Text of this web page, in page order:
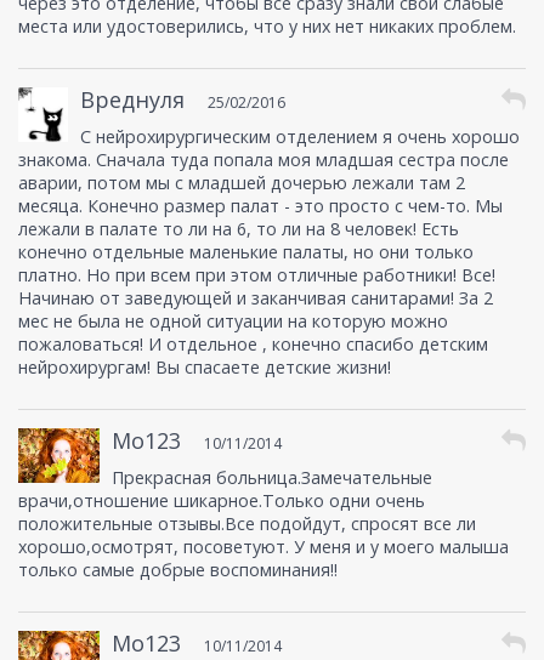
места или удостоверились, что у них нет никаких проблем.
Вреднуля 25/02/2016
С нейрохирургическим отделением я очень хорошо
знакома. Сначала туда попала моя младшая сестра после
аварии, потом мы с младшей дочерью лежали там 2
месяца. Конечно размер палат - это просто с чем-то. Мы
лежали в палате то ли на 6, то ли на 8 человек! Есть
конечно отдельные маленькие палаты, но они только
платно. Но при всем при этом отличные работники! Все!
Начинаю от заведующей и заканчивая санитарами! За 2
мес не была не одной ситуации на которую можно
пожаловаться! И отдельное , конечно спасибо детским
нейрохирургам! Вы спасаете детские жизни!
Mo123 10/11/2014
Прекрасная больница.Замечательные
врачи,отношение шикарное.Только одни очень
положительные отзывы.Все подойдут, спросят все ли
хорошо,осмотрят, посоветуют. У меня и у моего малыша
только самые добрые воспоминания!!
Mo123 10/11/2014